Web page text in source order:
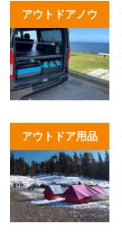
アウトドアノウ
ハウ
アウトドア用品